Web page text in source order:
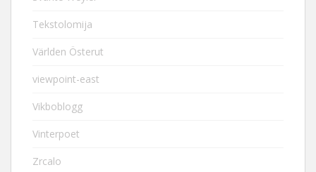
Tekstolomija
Världen Österut
viewpoint-east
Vikboblogg
Vinterpoet
Zrcalo